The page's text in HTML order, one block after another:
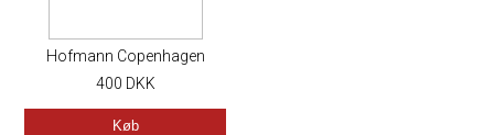
Hofmann Copenhagen
Minna Bluse, Multi
400 DKK
Køb